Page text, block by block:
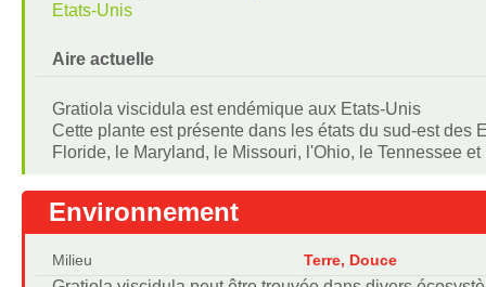
Etats-Unis
Aire actuelle
Gratiola viscidula est endémique aux Etats-Unis
Cette plante est présente dans les états du sud-est
Floride, le Maryland, le Missouri, l'Ohio, le Tennessee
Environnement
Milieu Terre, Douce